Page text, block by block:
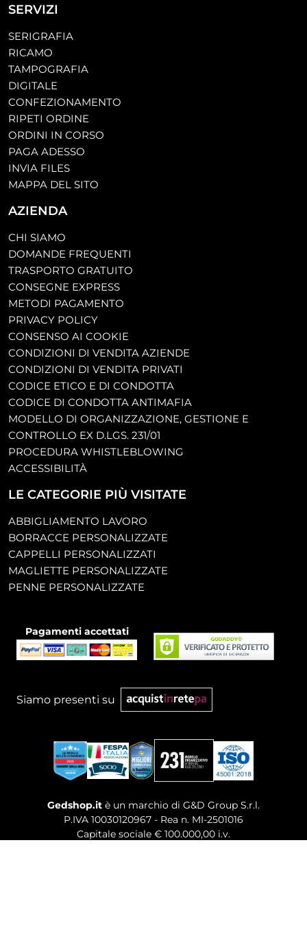
SERVIZI
SERIGRAFIA
RICAMO
TAMPOGRAFIA
DIGITALE
CONFEZIONAMENTO
RIPETI ORDINE
ORDINI IN CORSO
PAGA ADESSO
INVIA FILES
MAPPA DEL SITO
AZIENDA
CHI SIAMO
DOMANDE FREQUENTI
TRASPORTO GRATUITO
CONSEGNE EXPRESS
METODI PAGAMENTO
PRIVACY POLICY
CONSENSO AI COOKIE
CONDIZIONI DI VENDITA AZIENDE
CONDIZIONI DI VENDITA PRIVATI
CODICE ETICO E DI CONDOTTA
CODICE DI CONDOTTA ANTIMAFIA
MODELLO DI ORGANIZZAZIONE, GESTIONE E
CONTROLLO EX D.LGS. 231/01
PROCEDURA WHISTLEBLOWING
ACCESSIBILITÀ
LE CATEGORIE PIÙ VISITATE
ABBIGLIAMENTO LAVORO
BORRACCE PERSONALIZZATE
CAPPELLI PERSONALIZZATI
MAGLIETTE PERSONALIZZATE
PENNE PERSONALIZZATE
Pagamenti accettati
Siamo presenti su
Gedshop.it è un marchio di G&D Group S.r.l.
P.IVA 10030120967 - Rea n. MI-2501016
Capitale sociale € 100.000,00 i.v.